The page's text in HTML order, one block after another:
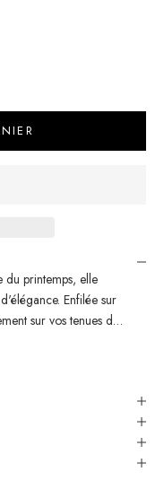
du printemps, elle
Enfilée sur
sur vos tenues de